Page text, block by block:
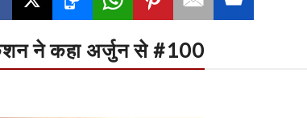
ने कहा अर्जुन से #100